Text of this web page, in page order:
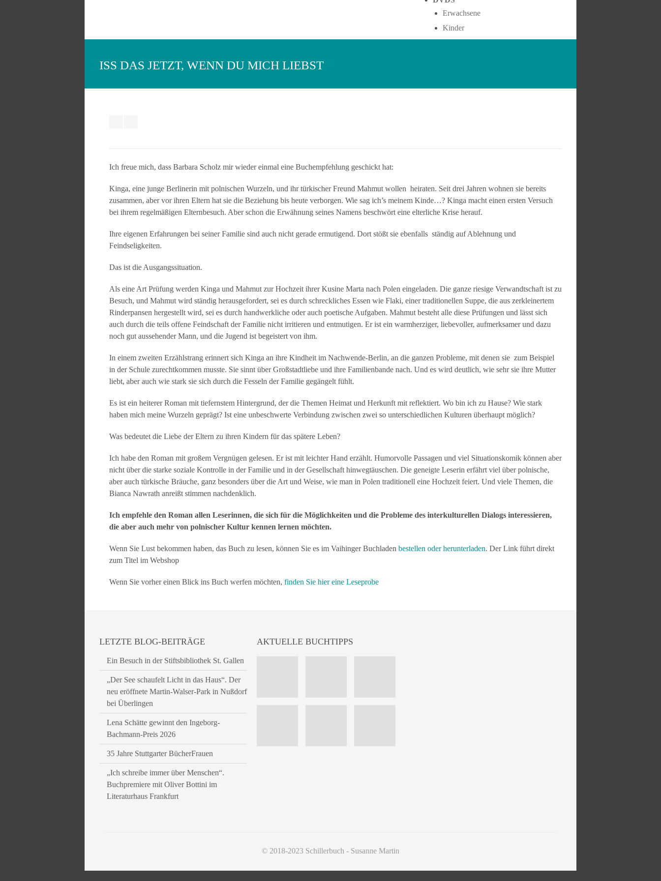
Erwachsene
Kinder
ISS DAS JETZT, WENN DU MICH LIEBST
Ich freue mich, dass Barbara Scholz mir wieder einmal eine Buchempfehlung geschickt hat:
Kinga, eine junge Berlinerin mit polnischen Wurzeln, und ihr türkischer Freund Mahmut wollen heiraten. Seit drei Jahren wohnen sie bereits
zusammen, aber vor ihren Eltern hat sie die Beziehung bis heute verborgen. Wie sag ich’s meinem Kinde…? Kinga macht einen ersten Versuch
bei ihrem regelmäßigen Elternbesuch. Aber schon die Erwähnung seines Namens beschwört eine elterliche Krise herauf.
Ihre eigenen Erfahrungen bei seiner Familie sind auch nicht gerade ermutigend. Dort stößt sie ebenfalls ständig auf Ablehnung und
Feindseligkeiten.
Das ist die Ausgangssituation.
Als eine Art Prüfung werden Kinga und Mahmut zur Hochzeit ihrer Kusine Marta nach Polen eingeladen. Die ganze riesige Verwandtschaft ist zu
Besuch, und Mahmut wird ständig herausgefordert, sei es durch schreckliches Essen wie Flaki, einer traditionellen Suppe, die aus zerkleinertem
Rinderpansen hergestellt wird, sei es durch handwerkliche oder auch poetische Aufgaben. Mahmut besteht alle diese Prüfungen und lässt sich
auch durch die teils offene Feindschaft der Familie nicht irritieren und entmutigen. Er ist ein warmherziger, liebevoller, aufmerksamer und dazu
noch gut aussehender Mann, und die Jugend ist begeistert von ihm.
In einem zweiten Erzählstrang erinnert sich Kinga an ihre Kindheit im Nachwende-Berlin, an die ganzen Probleme, mit denen sie zum Beispiel
in der Schule zurechtkommen musste. Sie sinnt über Großstadtliebe und ihre Familienbande nach. Und es wird deutlich, wie sehr sie ihre Mutter
liebt, aber auch wie stark sie sich durch die Fesseln der Familie gegängelt fühlt.
Es ist ein heiterer Roman mit tiefernstem Hintergrund, der die Themen Heimat und Herkunft mit reflektiert. Wo bin ich zu Hause? Wie stark
haben mich meine Wurzeln geprägt? Ist eine unbeschwerte Verbindung zwischen zwei so unterschiedlichen Kulturen überhaupt möglich?
Was bedeutet die Liebe der Eltern zu ihren Kindern für das spätere Leben?
Ich habe den Roman mit großem Vergnügen gelesen. Er ist mit leichter Hand erzählt. Humorvolle Passagen und viel Situationskomik können aber
nicht über die starke soziale Kontrolle in der Familie und in der Gesellschaft hinwegtäuschen. Die geneigte Leserin erfährt viel über polnische,
aber auch türkische Bräuche, ganz besonders über die Art und Weise, wie man in Polen traditionell eine Hochzeit feiert. Und viele Themen, die
Bianca Nawrath anreißt stimmen nachdenklich.
Ich empfehle den Roman allen Leserinnen, die sich für die Möglichkeiten und die Probleme des interkulturellen Dialogs interessieren,
die aber auch mehr von polnischer Kultur kennen lernen möchten.
Wenn Sie Lust bekommen haben, das Buch zu lesen, können Sie es im Vaihinger Buchladen bestellen oder herunterladen. Der Link führt direkt
zum Titel im Webshop
Wenn Sie vorher einen Blick ins Buch werfen möchten, finden Sie hier eine Leseprobe
LETZTE BLOG-BEITRÄGE
Ein Besuch in der Stiftsbibliothek St. Gallen
„Der See schaufelt Licht in das Haus“. Der
neu eröffnete Martin-Walser-Park in Nußdorf
bei Überlingen
Lena Schätte gewinnt den Ingeborg-
Bachmann-Preis 2026
35 Jahre Stuttgarter BücherFrauen
„Ich schreibe immer über Menschen“.
Buchpremiere mit Oliver Bottini im
Literaturhaus Frankfurt
AKTUELLE BUCHTIPPS
© 2018-2023 Schillerbuch - Susanne Martin